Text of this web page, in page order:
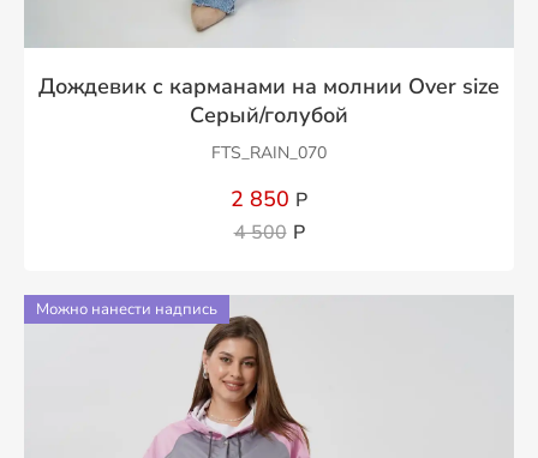
Дождевик с карманами на молнии Over size
Серый/голубой
FTS_RAIN_070
2 850 Р
4 500 Р
Можно нанести надпись